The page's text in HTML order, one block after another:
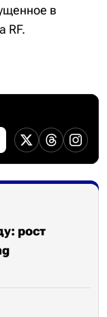
в
RF.
рост